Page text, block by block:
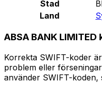
Stad
Land
ABSA BANK
Korrekta SWIFT-koder
problem eller
använder SWIFT-koden,